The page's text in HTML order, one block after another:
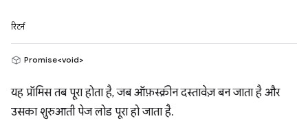
रिटर्न
Promise<void>
यह प्रॉमिस तब पूरा होता है, जब ऑफ़स्क्रीन दस्तावेज़ बन जाता है और
उसका शुरुआती पेज लोड पूरा हो जाता है.